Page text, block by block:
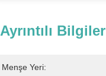
Ayrıntılı Bilgiler
Menşe Yeri: